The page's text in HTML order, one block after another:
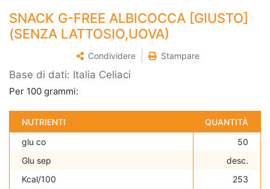
SNACK G-FREE ALBICOCCA [GIUSTO]
(SENZA LATTOSIO,UOVA)
Condividere Stampare
Base di dati: Italia Celiaci
Per 100 grammi:
NUTRIENTI
QUANTITÀ
glu co
50
Glu sep
desc.
Kcal/100
253